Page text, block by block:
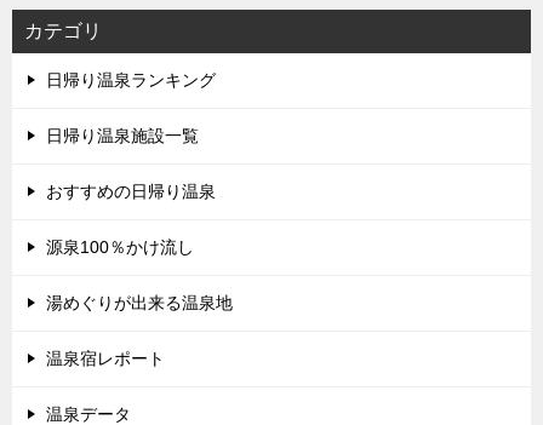
カテゴリ
日帰り温泉ランキング
日帰り温泉施設一覧
おすすめの日帰り温泉
源泉100％かけ流し
湯めぐりが出来る温泉地
温泉宿レポート
温泉データ